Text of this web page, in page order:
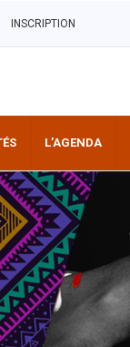
INSCRIPTION
L’AGENDA